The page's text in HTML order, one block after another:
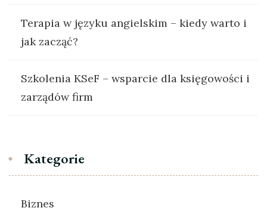
Terapia w języku angielskim – kiedy warto i
jak zacząć?
Szkolenia KSeF – wsparcie dla księgowości i
zarządów firm
Kategorie
Biznes